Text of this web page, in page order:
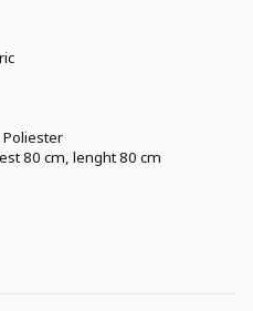
80 cm, lenght 80 cm